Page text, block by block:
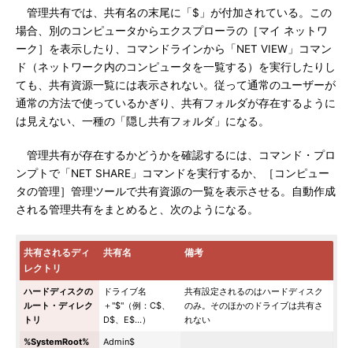
管理共有では、共有名の末尾に「$」が付加されている。この
場合、別のコンピュータからエクスプローラの［マイ ネットワ
ーク］を表示したり、コマンドラインから「NET VIEW」コマン
ド（ネットワーク内のコンピュータを一覧する）を実行したりし
ても、共有資源一覧には表示されない。従って通常のユーザーが
通常の方法で使っているかぎり、共有フォルダが存在するように
は見えない、一種の「隠し共有フォルダ」になる。
管理共有が存在するかどうかを確認するには、コマンド・プロ
ンプトで「NET SHARE」コマンドを実行するか、［コンピュー
タの管理］管理ツールで共有資源の一覧を表示させる。自動作成
される管理共有をまとめると、次のようになる。
共有されるディ
レクトリ
共有名 備考
ハードディスクの
ルート・ディレク
トリ
ドライブ名
＋"$"（例：C$、
D$、E$…）
共有設定されるのはハードディスク
のみ。そのほかのドライブは共有さ
れない
%SystemRoot%
Admin$